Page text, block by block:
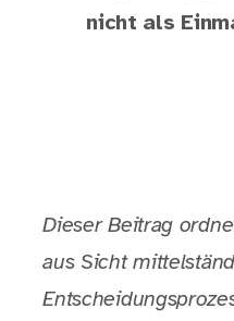
nicht als
Dieser Beitrag
aus Sicht